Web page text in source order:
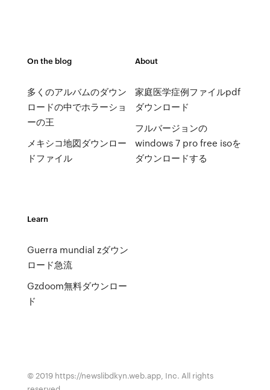
On the blog
多くのアルバムのダウン
ロードの中でホラーショ
ーの王
メキシコ地図ダウンロー
ドファイル
About
家庭医学症例ファイルpdf
ダウンロード
フルバージョンの
windows 7 pro free isoを
ダウンロードする
Learn
Guerra mundial zダウン
ロード急流
Gzdoom無料ダウンロー
ド
© 2019 https://newslibdkyn.web.app, Inc. All rights